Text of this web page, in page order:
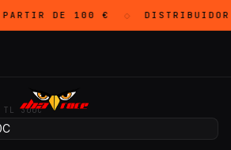
DE 100 € ◇
TL 300C